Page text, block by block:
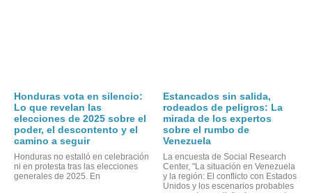
Honduras vota en silencio:
Lo que revelan las
elecciones de 2025 sobre el
poder, el descontento y el
camino a seguir
Honduras no estalló en celebración
ni en protesta tras las elecciones
generales de 2025. En
Estancados sin salida,
rodeados de peligros: La
mirada de los expertos
sobre el rumbo de
Venezuela
La encuesta de Social Research
Center, "La situación en Venezuela
y la región: El conflicto con Estados
Unidos y los escenarios probables